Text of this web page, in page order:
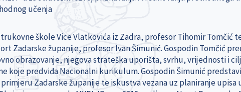
učenja
škole Vice Vlatkovića iz Zadra, profesor Tihomir Tomčić
Zadarske županije, profesor Ivan Šimunić. Gospodin Tomčić
obrazovanje, njegova strateška uporišta, svrhu, vrijednosti i
koje predviđa Nacionalni kurikulum. Gospodin Šimunić
Zadarske županije te iskustva vezana uz planiranje upisa